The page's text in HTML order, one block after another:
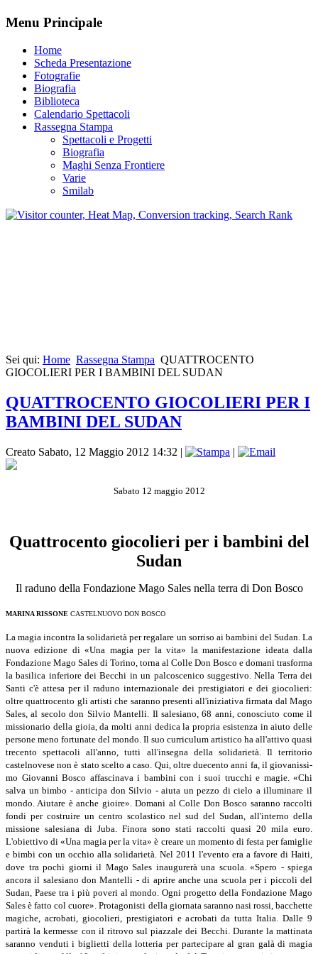
Menu Principale
Home
Scheda Presentazione
Fotografie
Biografia
Biblioteca
Calendario Spettacoli
Rassegna Stampa
Spettacoli e Progetti
Biografia
Maghi Senza Frontiere
Varie
Smilab
Sei qui: Home Rassegna Stampa QUATTROCENTO
GIOCOLIERI PER I BAMBINI DEL SUDAN
QUATTROCENTO GIOCOLIERI PER I
BAMBINI DEL SUDAN
Creato Sabato, 12 Maggio 2012 14:32 | |
Sabato 12 maggio 2012
Quattrocento giocolieri per i bambini del
Sudan
Il raduno della Fondazione Mago Sales nella terra di Don Bosco
MARINA RISSONE CASTELNUOVO DON BOSCO
La magia incontra la solidarietà per re­galare un sorriso ai bambini del Sudan. La
nuova edi­zione di «Una magia per la vi­ta» la manifestazione ideata dalla
Fondazione Mago Sales di Torino, torna al Colle Don Bosco e domani trasforma
la basilica inferiore dei Becchi in un palcoscenico suggesti­vo. Nella Terra dei
Santi c'è attesa per il raduno interna­zionale dei prestigiatori e dei giocolieri:
oltre quattrocento gli artisti che saranno presen­ti all'iniziativa firmata dal Mago
Sales, al secolo don Sil­vio Mantelli. Il salesiano, 68 anni, conosciuto come il
mis­sionario della gioia, da molti anni dedica la propria esi­stenza in aiuto delle
persone meno fortunate del mondo. Il suo curriculum artistico ha all'attivo quasi
trecento spet­tacoli all'anno, tutti all'inse­gna della solidarietà. Il territorio
castelnovese non è sta­to scelto a caso. Qui, oltre du­ecento anni fa, il giovanissi­
mo Giovanni Bosco affascina­va i bambini con i suoi truc­chi e magie. «Chi
salva un bimbo - anticipa don Silvio - aiuta un pezzo di cielo a illu­minare il
mondo. Aiutare è anche gioire». Domani al Col­le Don Bosco saranno raccol­ti
fondi per costruire un cen­tro scolastico nel sud del Su­dan, all'interno della
missione salesiana di Juba. Finora sono stati raccolti quasi 20 mila eu­ro.
L'obiettivo di «Una magia per la vita» è creare un momento di festa per famiglie
e bimbi con un occhio alla solida­rietà. Nel 2011 l'evento era a fa­vore di Haiti,
dove tra pochi giorni il Mago Sales inaugure­rà una scuola. «Spero - spiega
ancora il salesiano don Mantel­li - di aprire anche una scuola per i piccoli del
Sudan, Paese tra i più poveri al mondo. Ogni progetto della Fondazione Ma­go
Sales è fatto col cuore». Protagonisti della giornata saran­no nasi rossi, bacchette
magi­che, acrobati, giocolieri, presti­giatori e acrobati da tutta Ita­lia. Dalle 9
partirà la kermesse con il ritrovo sul piazzale dei Becchi. Durante la mattinata
saranno venduti i biglietti del­la lotteria per partecipare al gran galà di magia